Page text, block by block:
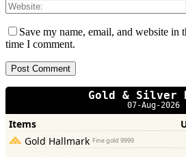
Save my name, email, and website in
time I comment.